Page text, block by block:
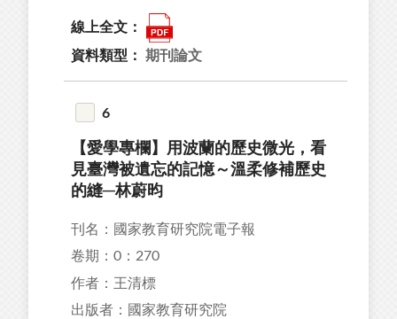
線上全文：
資料類型： 期刊論文
6
【愛學專欄】用波蘭的歷史微光，看
見臺灣被遺忘的記憶～溫柔修補歷史
的縫─林蔚昀
刊名：國家教育研究院電子報
卷期：0：270
作者：王清標
出版者：國家教育研究院